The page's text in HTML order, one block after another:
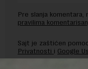
Pre slanja komentara,
pravilima
Sajt je zaštićen
Privatnosti i Google